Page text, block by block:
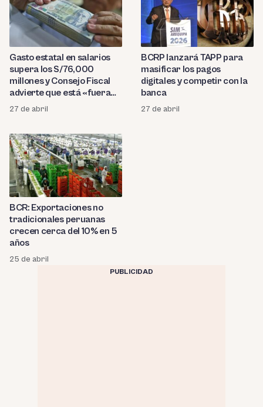
Gasto estatal en salarios
supera los S/76,000
millones y Consejo Fiscal
advierte que está «fuera
de control»
27 de abril
BCRP lanzará TAPP para
masificar los pagos
digitales y competir con la
banca
27 de abril
BCR: Exportaciones no
tradicionales peruanas
crecen cerca del 10% en 5
años
25 de abril
PUBLICIDAD